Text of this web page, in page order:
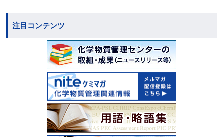
注目コンテンツ